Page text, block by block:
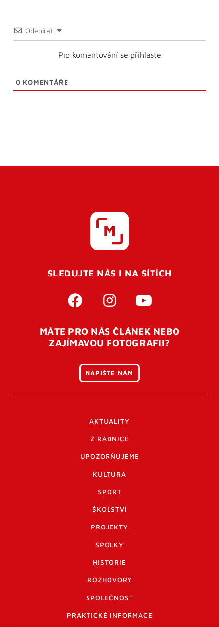
Odebírat
Pro komentování se přihlaste
0 KOMENTÁŘE
SLEDUJTE NÁS I NA SÍTÍCH
MÁTE PRO NÁS ČLÁNEK NEBO
ZAJÍMAVOU FOTOGRAFII?
NAPIŠTE NÁM
AKTUALITY
Z RADNICE
UPOZORŇUJEME
KULTURA
SPORT
ŠKOLSTVÍ
PROJEKTY
SPOLKY
HISTORIE
ROZHOVORY
SPOLEČNOST
PRAKTICKÉ INFORMACE